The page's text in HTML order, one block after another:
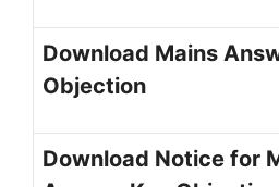
Download Mains
Objection
Download Notice for